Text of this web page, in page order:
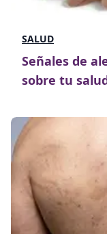
SALUD
Señales de
sobre tu